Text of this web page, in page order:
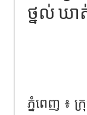
ថ្នល់ ឃា
ភ្នំពេញ ៖